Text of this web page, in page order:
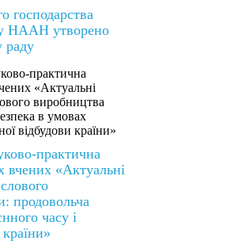
господарства
НААН утворено
раду
практична
вчених «Актуальні
продовольча
часу і